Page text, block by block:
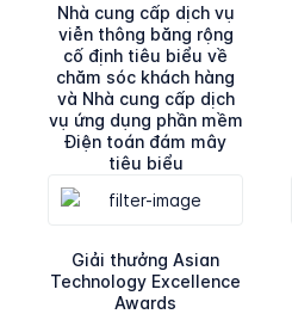
Nhà cung cấp dịch vụ
viễn thông băng rộng
cố định tiêu biểu về
chăm sóc khách hàng
và Nhà cung cấp dịch
vụ ứng dụng phần mềm
Điện toán đám mây
tiêu biểu
Giải thưởng Asian
Technology Excellence
Awards